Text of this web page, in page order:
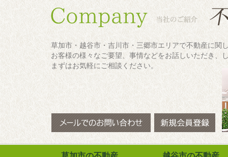
草加市・越谷市・吉川市・三郷市エリアで不動産に関
お客様の様々なご要望、事情などをお話しいただき、
まずはお気軽にご相談ください。